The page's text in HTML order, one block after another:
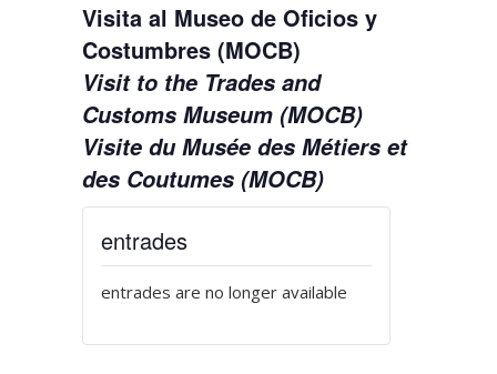
Visita al Museo de Oficios y
Costumbres (MOCB)
Visit to the Trades and
Customs Museum (MOCB)
Visite du Musée des Métiers et
des Coutumes (MOCB)
entrades
entrades are no longer available